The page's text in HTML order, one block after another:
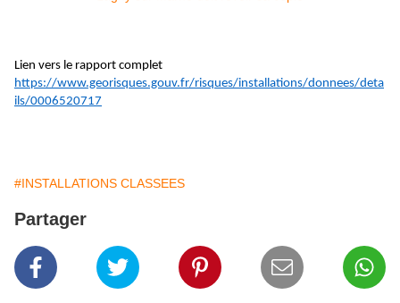
Lien vers le rapport complet
https://www.georisques.gouv.fr/risques/installations/donnees/deta
ils/0006520717
#INSTALLATIONS CLASSEES
Partager